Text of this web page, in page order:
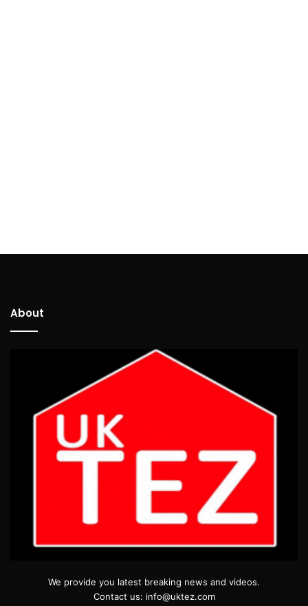
About
We provide you latest breaking news and videos.
Contact us: info@uktez.com